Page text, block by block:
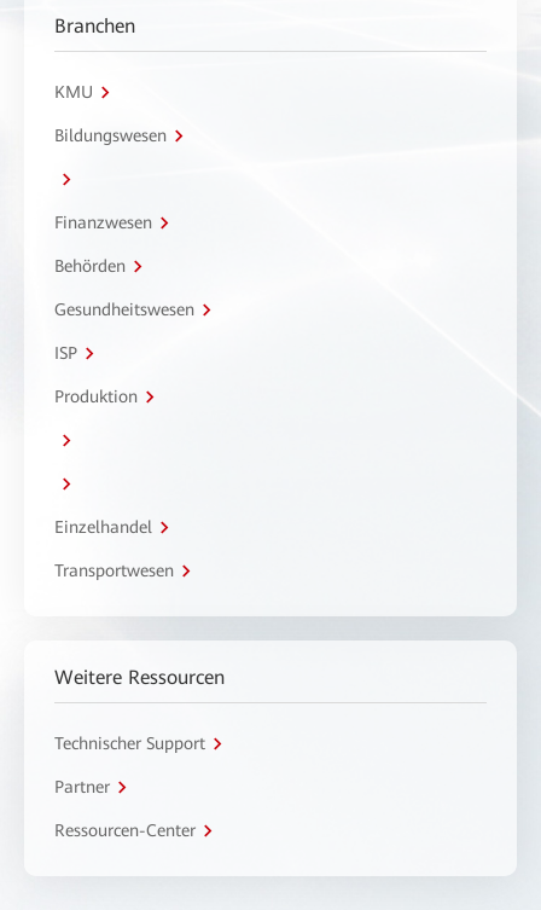
Branchen
KMU
Bildungswesen
Finanzwesen
Behörden
Gesundheitswesen
ISP
Produktion
Einzelhandel
Transportwesen
Weitere Ressourcen
Technischer Support
Partner
Ressourcen-Center